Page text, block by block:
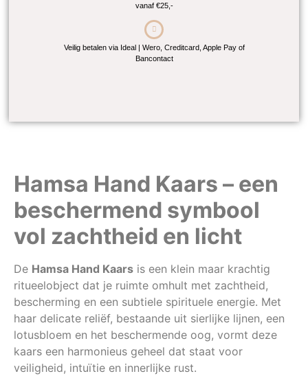
vanaf €25,-
Veilig betalen via Ideal | Wero, Creditcard, Apple Pay of
Bancontact
Hamsa Hand Kaars – een
beschermend symbool
vol zachtheid en licht
De Hamsa Hand Kaars is een klein maar krachtig
ritueelobject dat je ruimte omhult met zachtheid,
bescherming en een subtiele spirituele energie. Met
haar delicate reliëf, bestaande uit sierlijke lijnen, een
lotusbloem en het beschermende oog, vormt deze
kaars een harmonieus geheel dat staat voor
veiligheid, intuïtie en innerlijke rust.